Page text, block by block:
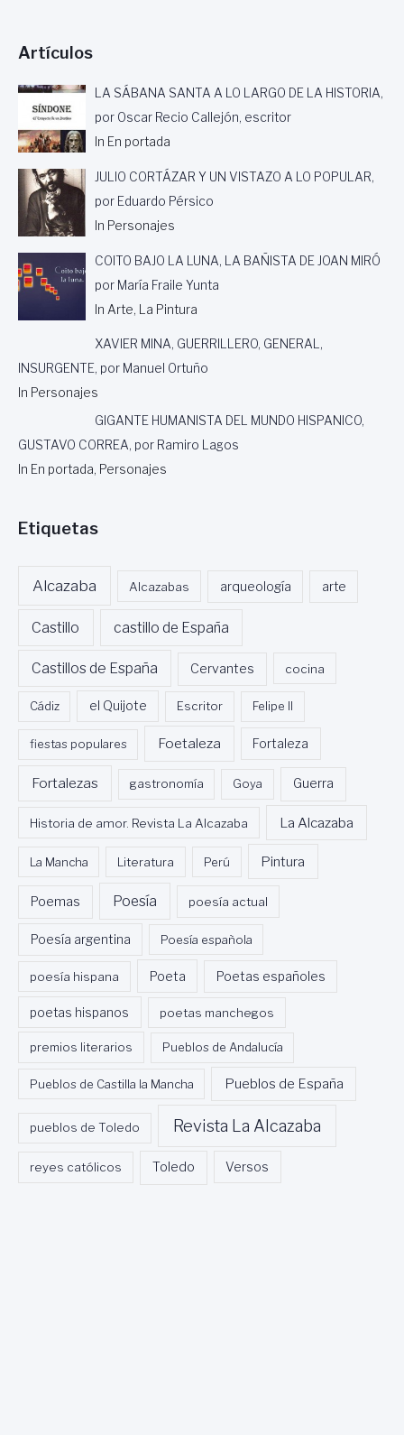
Artículos
LA SÁBANA SANTA A LO LARGO DE LA HISTORIA,
por Oscar Recio Callejón, escritor
In En portada
JULIO CORTÁZAR Y UN VISTAZO A LO POPULAR,
por Eduardo Pérsico
In Personajes
COITO BAJO LA LUNA, LA BAÑISTA DE JOAN MIRÓ
por María Fraile Yunta
In Arte, La Pintura
XAVIER MINA, GUERRILLERO, GENERAL,
INSURGENTE, por Manuel Ortuño
In Personajes
GIGANTE HUMANISTA DEL MUNDO HISPANICO,
GUSTAVO CORREA, por Ramiro Lagos
In En portada, Personajes
Etiquetas
Alcazaba Alcazabas arqueología arte
Castillo castillo de España
Castillos de España Cervantes cocina
Cádiz el Quijote Escritor Felipe II
fiestas populares Foetaleza Fortaleza
Fortalezas gastronomía Goya Guerra
Historia de amor. Revista La Alcazaba La Alcazaba
La Mancha Literatura Perú Pintura
Poemas Poesía poesía actual
Poesía argentina Poesía española
poesía hispana Poeta Poetas españoles
poetas hispanos poetas manchegos
premios literarios Pueblos de Andalucía
Pueblos de Castilla la Mancha Pueblos de España
pueblos de Toledo Revista La Alcazaba
reyes católicos Toledo Versos